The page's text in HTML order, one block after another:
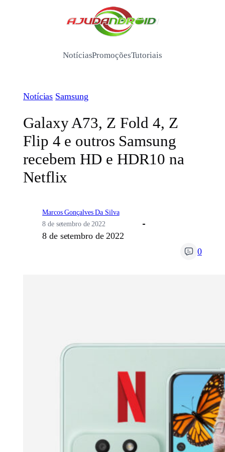
/
NotíciasPromoçõesTutoriais
Notícias Samsung
Galaxy A73, Z Fold 4, Z
Flip 4 e outros Samsung
recebem HD e HDR10 na
Netflix
Marcos Gonçalves Da Silva
8 de setembro de 2022
8 de setembro de 2022
0